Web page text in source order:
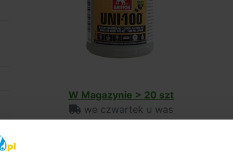
W Magazynie > 20 szt
we czwartek u was